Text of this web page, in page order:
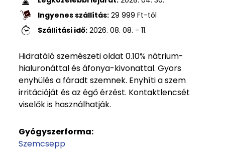
Ingyenes szállítás: 29 999 Ft-tól
Szállítási idő: 2026. 08. 08. - 11.
Hidratáló szemészeti oldat 0.10% nátrium-
hialuronáttal és áfonya-kivonattal. Gyors
enyhülés a fáradt szemnek. Enyhíti a szem
irritációját és az égő érzést. Kontaktlencsét
viselők is használhatják.
Gyógyszerforma:
Szemcsepp